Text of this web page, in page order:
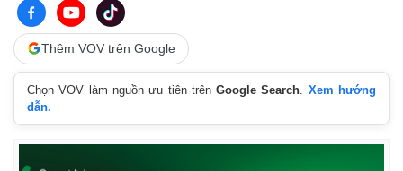
Thêm VOV trên Google
Chọn VOV làm nguồn ưu tiên trênGoogle Search
Xem hướng
dẫn.